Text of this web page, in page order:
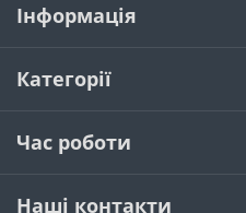
Інформація
Категорії
Час роботи
Наші контакти